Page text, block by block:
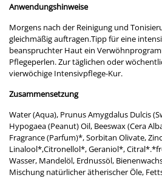
Anwendungshinweise
Morgens nach der Reinigung und
gleichmäßig auftragen.Tipp für eine
beanspruchter Haut ein
Pflegeperlen. Zur täglichen oder
vierwöchige Intensivpflege-Kur.
Zusammensetzung
Water (Aqua), Prunus Amygdalus Dulcis
Hypogaea (Peanut) Oil, Beeswax (Cera
Fragrance (Parfum)*, Sorbitan Olivate,
Linalool*,Citronellol*, Geraniol*,
Wasser, Mandelöl, Erdnussöl,
Mischung natürlicher ätherischer Öle,